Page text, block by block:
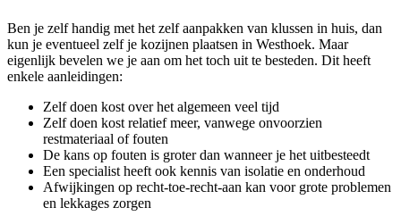
Ben je zelf handig met het zelf aanpakken van klussen in huis, dan
kun je eventueel zelf je kozijnen plaatsen in Westhoek. Maar
eigenlijk bevelen we je aan om het toch uit te besteden. Dit heeft
enkele aanleidingen:
Zelf doen kost over het algemeen veel tijd
Zelf doen kost relatief meer, vanwege onvoorzien
restmateriaal of fouten
De kans op fouten is groter dan wanneer je het uitbesteedt
Een specialist heeft ook kennis van isolatie en onderhoud
Afwijkingen op recht-toe-recht-aan kan voor grote problemen
en lekkages zorgen